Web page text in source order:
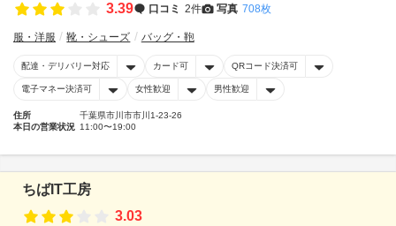
3.39 口コミ 2件 写真 708枚
服・洋服 靴・シューズ バッグ・鞄
配達・デリバリー対応 カード可 QRコード決済可
電子マネー決済可 女性歓迎 男性歓迎
住所
千葉県市川市市川1-23-26
本日の営業状況 11:00〜19:00
ちばIT工房
3.03